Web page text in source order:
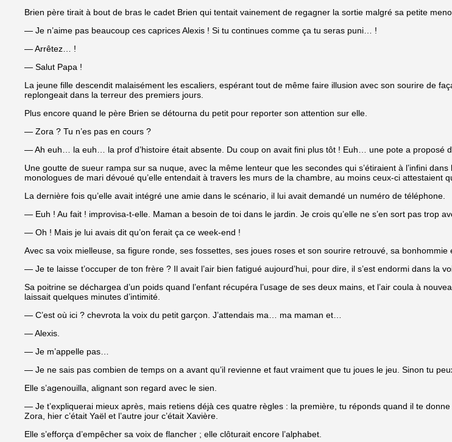
Brien père tirait à bout de bras le cadet Brien qui tentait vainement de regagner la sortie malgré sa petite
— Je n’aime pas beaucoup ces caprices Alexis ! Si tu continues comme ça tu seras puni… !
— Arrêtez… !
— Salut Papa !
La jeune fille descendit malaisément les escaliers, espérant tout de même faire illusion avec son sourire de
replongeait dans la terreur des premiers jours.
Plus encore quand le père Brien se détourna du petit pour reporter son attention sur elle.
— Zora ? Tu n’es pas en cours ?
— Ah euh… la euh… la prof d’histoire était absente. Du coup on avait fini plus tôt ! Euh… une pote a proposé
Une goutte de sueur rampa sur sa nuque, avec la même lenteur que les secondes qui s’étiraient à l’infini
monologues de mari dévoué qu’elle entendait à travers les murs de la chambre, au moins ceux-ci attestaient
La dernière fois qu’elle avait intégré une amie dans le scénario, il lui avait demandé un numéro de téléphone.
— Euh ! Au fait ! improvisa-t-elle. Maman a besoin de toi dans le jardin. Je crois qu’elle ne s’en sort pas trop
— Oh ! Mais je lui avais dit qu’on ferait ça ce week-end !
Avec sa voix mielleuse, sa figure ronde, ses fossettes, ses joues roses et son sourire retrouvé, sa bonhommie
— Je te laisse t’occuper de ton frère ? Il avait l’air bien fatigué aujourd’hui, pour dire, il s’est endormi dans la
Sa poitrine se déchargea d’un poids quand l’enfant récupéra l’usage de ses deux mains, et l’air coula à
laissait quelques minutes d’intimité.
— C’est où ici ? chevrota la voix du petit garçon. J’attendais ma… ma maman et…
— Alexis.
— Je m’appelle pas…
— Je ne sais pas combien de temps on a avant qu’il revienne et faut vraiment que tu joues le jeu. Sinon tu
Elle s’agenouilla, alignant son regard avec le sien.
— Je t’expliquerai mieux après, mais retiens déjà ces quatre règles : la première, tu réponds quand il te donne
Zora, hier c’était Yaël et l’autre jour c’était Xavière.
Elle s’efforça d’empêcher sa voix de flancher ; elle clôturait encore l’alphabet.